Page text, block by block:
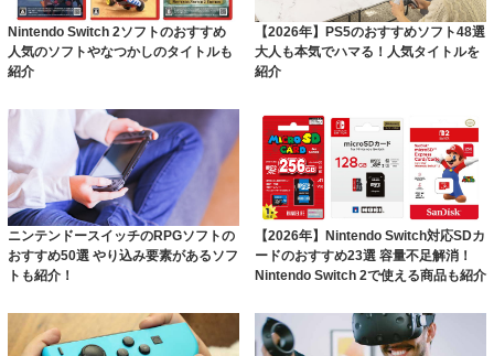
Nintendo Switch 2ソフトのおすすめ
人気のソフトやなつかしのタイトルも
紹介
【2026年】PS5のおすすめソフト48選
大人も本気でハマる！人気タイトルを
紹介
ニンテンドースイッチのRPGソフトの
おすすめ50選 やり込み要素があるソフ
トも紹介！
【2026年】Nintendo Switch対応SDカ
ードのおすすめ23選 容量不足解消！
Nintendo Switch 2で使える商品も紹介